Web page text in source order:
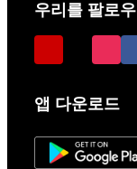
우리를 팔로우
앱 다운로드